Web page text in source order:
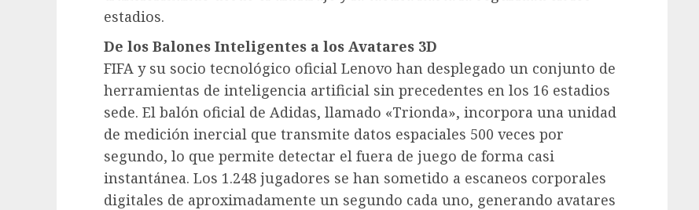
estadios.
De los Balones Inteligentes a los Avatares 3D
FIFA y su socio tecnológico oficial Lenovo han desplegado un conjunto de
herramientas de inteligencia artificial sin precedentes en los 16 estadios
sede. El balón oficial de Adidas, llamado «Trionda», incorpora una unidad
de medición inercial que transmite datos espaciales 500 veces por
segundo, lo que permite detectar el fuera de juego de forma casi
instantánea. Los 1.248 jugadores se han sometido a escaneos corporales
digitales de aproximadamente un segundo cada uno, generando avatares